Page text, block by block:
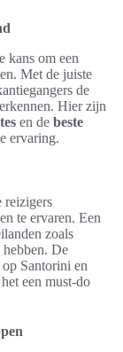
kans om een
Met de juiste
de
Hier zijn
en de beste
ervaring.
reizigers
te ervaren. Een
zoals
De
Santorini en
een must-do